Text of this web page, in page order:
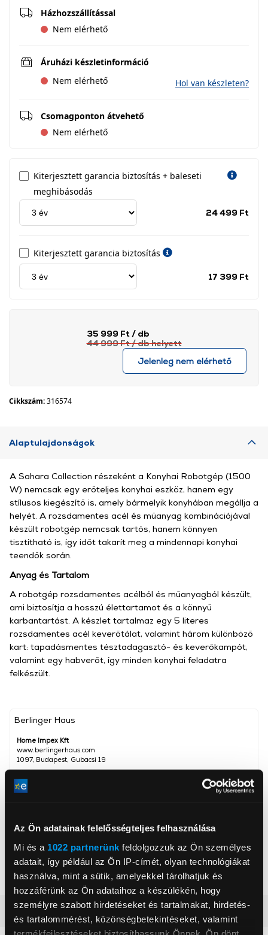
Az Ön adatainak felelősségteljes felhasználása
Mi és a 1022 partnerünk feldolgozzuk az Ön személyes
adatait, így például az Ön IP-címét, olyan technológiákat
használva, mint a sütik, amelyekkel tárolhatjuk és
hozzáférünk az Ön adataihoz a készülékén, hogy
személyre szabott hirdetéseket és tartalmakat, hirdetés-
és tartalommérést, közönségbetekintéseket, valamint
Házhozszállítással
Nem elérhető
Áruházi készletinformáció
Nem elérhető
Hol van készleten?
Csomagponton átvehető
Nem elérhető
Kiterjesztett garancia biztosítás + baleseti
meghibásodás
24 499 Ft
Kiterjesztett garancia biztosítás
17 399 Ft
35 999 Ft / db
44 999 Ft/ dbhelyett
Jelenleg nem elérhető
Cikkszám:316574
Alaptulajdonságok
Berlinger Haus
Home Impex Kft
www.berlingerhaus.com
1097, Budapest, Gubacsi 19
Teljesítmény
Fokozatok száma
6 db
Keverőtál anyaga
Fém
Szín
Krém
A Sahara Collection részeként a Konyhai Robotgép (1500
W) nemcsak egy erőteljes konyhai eszköz, hanem egy
stílusos kiegészítő is, amely bármelyik konyhában megállja a
helyét. A rozsdamentes acél és műanyag kombinációjával
készült robotgép nemcsak tartós, hanem könnyen
tisztítható is, így időt takarít meg a mindennapi konyhai
teendők során.
Anyag és Tartalom
A robotgép rozsdamentes acélból és műanyagból készült,
ami biztosítja a hosszú élettartamot és a könnyű
karbantartást. A készlet tartalmaz egy 5 literes
rozsdamentes acél keverőtálat, valamint három különböző
kart: tapadásmentes tésztadagasztó- és keverőkampót,
valamint egy habverőt, így minden konyhai feladatra
felkészült.
Részletes ismertető